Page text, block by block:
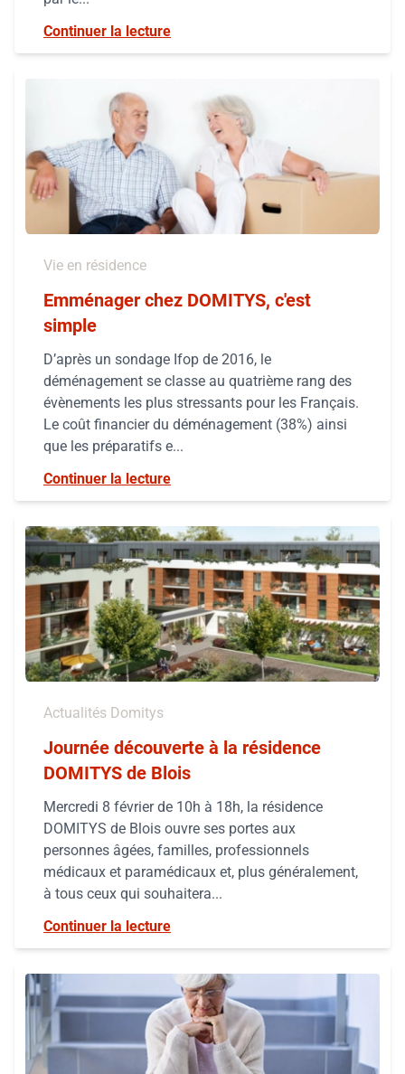
Continuer la lecture
Vie en résidence
Emménager chez DOMITYS, c'est
simple
D’après un sondage Ifop de 2016, le
déménagement se classe au quatrième rang des
évènements les plus stressants pour les Français.
Le coût financier du déménagement (38%) ainsi
que les préparatifs e...
Continuer la lecture
Actualités Domitys
Journée découverte à la résidence
DOMITYS de Blois
Mercredi 8 février de 10h à 18h, la résidence
DOMITYS de Blois ouvre ses portes aux
personnes âgées, familles, professionnels
médicaux et paramédicaux et, plus généralement,
à tous ceux qui souhaitera...
Continuer la lecture